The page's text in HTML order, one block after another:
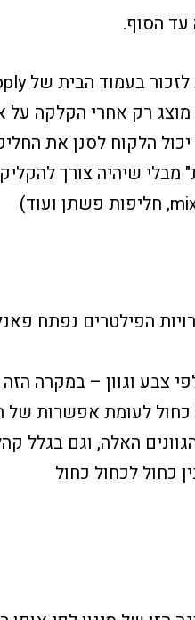
עד הסוף.
מוצג רק אחרי הקלקה על
הלקוח לסנן את
הפילטרים נפתח
צבע וגוון – במקרה
כחול לעומת אפשרות
האלה, וגם בגלל
כחול לכחול כחול